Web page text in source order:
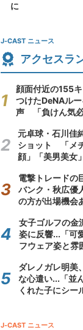
に
J-CAST ニュース
アクセスラ
顔面付近の155
つけたDeNAル
声 「負けん気
元卓球・石川佳
ショット 「メ
顔」「美男美女
電撃トレードの
バンク・秋広優
の方が出場機会
女子ゴルフの金
姿に反響...「可
フウェア姿と雰
ダレノガレ明美
な心遣い...「並
くれた子にシー
J-CAST ニュース